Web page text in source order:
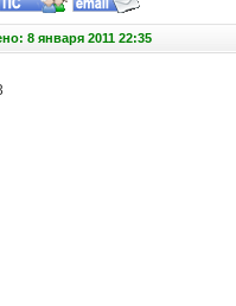
8 января 2011 22:35